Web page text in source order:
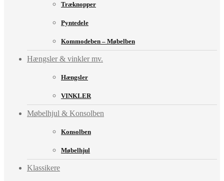
Træknopper
Pyntedele
Kommodeben – Møbelben
Hængsler & vinkler mv.
Hængsler
VINKLER
Møbelhjul & Konsolben
Konsolben
Møbelhjul
Klassikere